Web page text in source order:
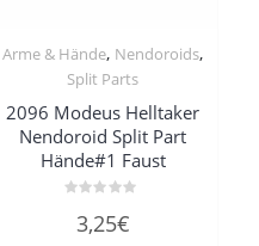
Arme & Hände, Nendoroids,
Split Parts
2096 Modeus Helltaker
Nendoroid Split Part
Hände#1 Faust
mit
3,25€